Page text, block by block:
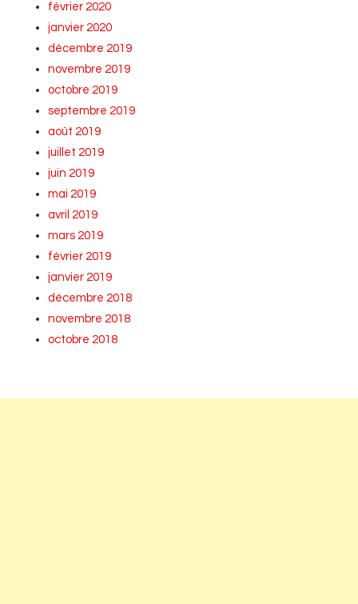
février 2020
janvier 2020
décembre 2019
novembre 2019
octobre 2019
septembre 2019
août 2019
juillet 2019
juin 2019
mai 2019
avril 2019
mars 2019
février 2019
janvier 2019
décembre 2018
novembre 2018
octobre 2018